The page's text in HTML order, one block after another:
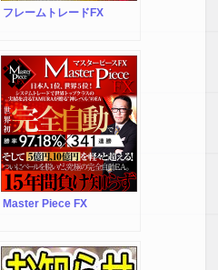
フレームトレードFX
Master Piece FX